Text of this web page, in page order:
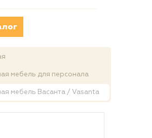
мебель для персонала
мебель Васанта / Vasanta